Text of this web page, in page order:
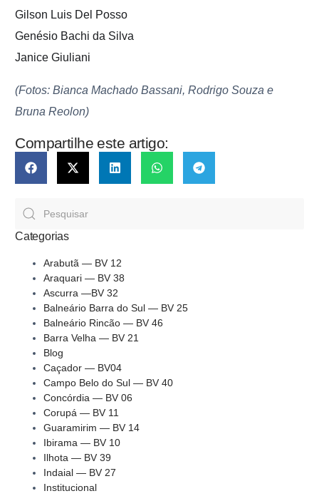
Gilson Luis Del Posso
Genésio Bachi da Silva
Janice Giuliani
(Fotos: Bianca Machado Bassani, Rodrigo Souza e
Bruna Reolon)
Compartilhe este artigo:
Categorias
Arabutã — BV 12
Araquari — BV 38
Ascurra —BV 32
Balneário Barra do Sul — BV 25
Balneário Rincão — BV 46
Barra Velha — BV 21
Blog
Caçador — BV04
Campo Belo do Sul — BV 40
Concórdia — BV 06
Corupá — BV 11
Guaramirim — BV 14
Ibirama — BV 10
Ilhota — BV 39
Indaial — BV 27
Institucional